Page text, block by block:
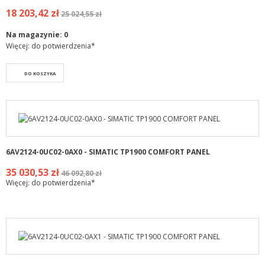
18 203,42 zł25 024,55 zł
Na magazynie: 0
Więcej: do potwierdzenia*
DO KOSZYKA
6AV2124-0UC02-0AX0 - SIMATIC TP1900 COMFORT PANEL
35 030,53 zł46 092,80 zł
Więcej: do potwierdzenia*